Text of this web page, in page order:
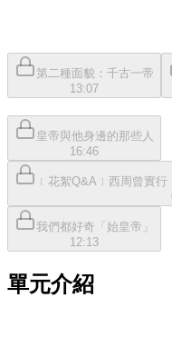
第二種面貌：千古一帝
13:07
皇帝與他身邊的那些人
16:46
﹝花絮Q&A﹞西周曾實
我們都好奇「始皇帝」
12:13
單元介紹